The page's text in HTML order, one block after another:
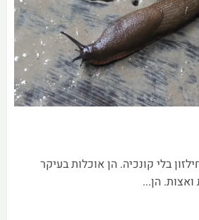
בלי קונכיה. הן אוכלות בעיקר
הן...